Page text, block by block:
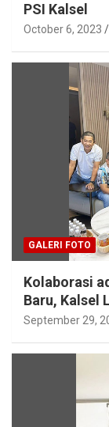
PSI Kalsel
October 6, 2023
GALERI FOTO
Kolaborasi
Baru, Kalsel
September 29,